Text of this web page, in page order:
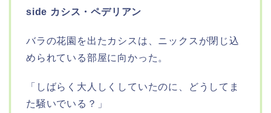
side カシス・ペデリアン
バラの花園を出たカシスは、ニックスが閉じ込
められている部屋に向かった。
「しばらく大人しくしていたのに、どうしてま
た騒いでいる？」